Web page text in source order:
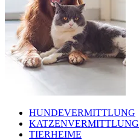
HUNDEVERMITTLUNG
KATZENVERMITTLUNG
TIERHEIME